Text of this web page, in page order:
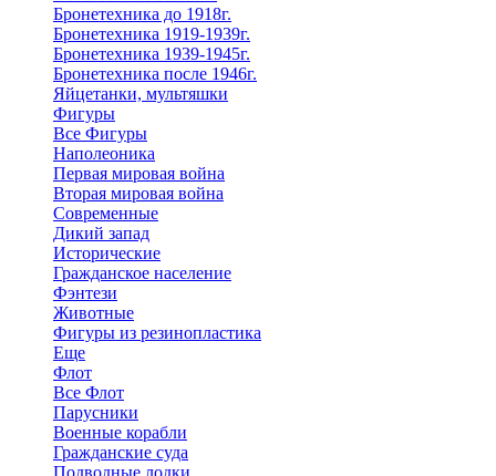
Бронетехника до 1918г.
Бронетехника 1919-1939г.
Бронетехника 1939-1945г.
Бронетехника после 1946г.
Яйцетанки, мультяшки
Фигуры
Все Фигуры
Наполеоника
Первая мировая война
Вторая мировая война
Современные
Дикий запад
Исторические
Гражданское население
Фэнтези
Животные
Фигуры из резинопластика
Еще
Флот
Все Флот
Парусники
Военные корабли
Гражданские суда
Подводные лодки